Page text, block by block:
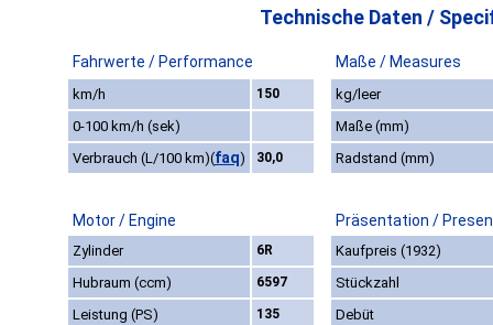
Technische Daten /
Fahrwerte / Performance Maße / Measures
km/h 150
kg/leer
0-100 km/h (sek)
Maße (mm)
Verbrauch (L/100 km)(faq) 30,0 Radstand (mm)
Motor / Engine Präsentation /
Zylinder 6R
Kaufpreis (1932)
Hubraum (ccm)
6597
Stückzahl
Leistung (PS)
135
Debüt